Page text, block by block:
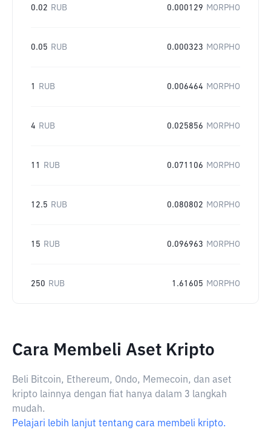
0.02 RUB 0.000129 MORPHO
0.05 RUB 0.000323 MORPHO
1 RUB 0.006464 MORPHO
4 RUB 0.025856 MORPHO
11 RUB 0.071106 MORPHO
12.5 RUB 0.080802 MORPHO
15 RUB 0.096963 MORPHO
250 RUB 1.61605 MORPHO
Cara Membeli Aset Kripto
Beli Bitcoin, Ethereum, Ondo, Memecoin, dan aset
kripto lainnya dengan fiat hanya dalam 3 langkah
mudah.
Pelajari lebih lanjut tentang cara membeli kripto.